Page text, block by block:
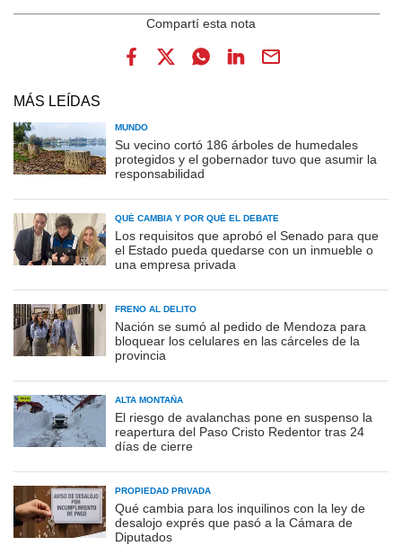
MÁS LEÍDAS
MUNDO
Su vecino cortó 186 árboles de humedales
protegidos y el gobernador tuvo que asumir la
responsabilidad
QUÉ CAMBIA Y POR QUÉ EL DEBATE
Los requisitos que aprobó el Senado para que
el Estado pueda quedarse con un inmueble o
una empresa privada
FRENO AL DELITO
Nación se sumó al pedido de Mendoza para
bloquear los celulares en las cárceles de la
provincia
ALTA MONTAÑA
El riesgo de avalanchas pone en suspenso la
reapertura del Paso Cristo Redentor tras 24
días de cierre
PROPIEDAD PRIVADA
Qué cambia para los inquilinos con la ley de
desalojo exprés que pasó a la Cámara de
Diputados